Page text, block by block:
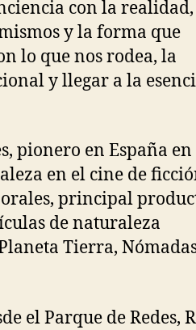
con la
y la forma que
lo que nos rodea, la
y llegar a la
pionero en España en
en el cine de
principal
de naturaleza
Tierra,
el Parque de Redes,